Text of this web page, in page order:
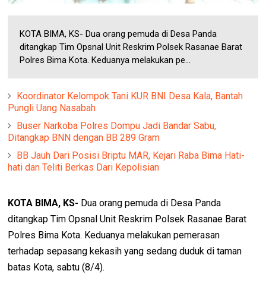
KOTA BIMA, KS- Dua orang pemuda di Desa Panda
ditangkap Tim Opsnal Unit Reskrim Polsek Rasanae Barat
Polres Bima Kota. Keduanya melakukan pe...
Koordinator Kelompok Tani KUR BNI Desa Kala, Bantah
Pungli Uang Nasabah
Buser Narkoba Polres Dompu Jadi Bandar Sabu,
Ditangkap BNN dengan BB 289 Gram
BB Jauh Dari Posisi Briptu MAR, Kejari Raba Bima Hati-
hati dan Teliti Berkas Dari Kepolisian
KOTA BIMA, KS- Dua orang pemuda di Desa Panda
ditangkap Tim Opsnal Unit Reskrim Polsek Rasanae Barat
Polres Bima Kota. Keduanya melakukan pemerasan
terhadap sepasang kekasih yang sedang duduk di taman
batas Kota, sabtu (8/4).